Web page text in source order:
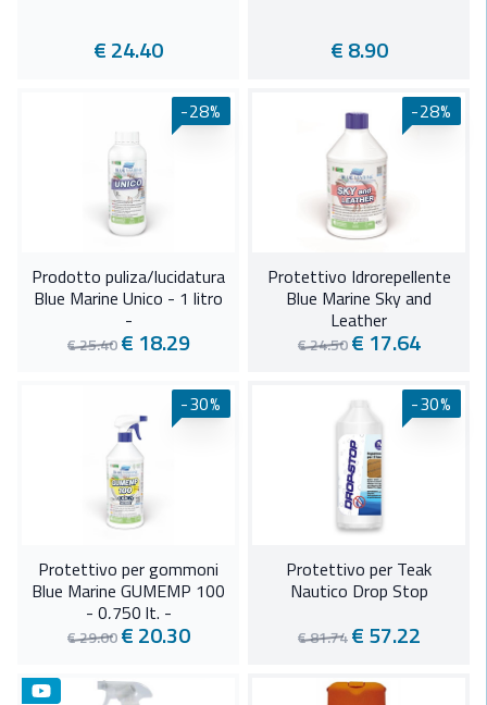
€ 24.40 € 8.90
Prodotto puliza/lucidatura
Blue Marine Unico - 1 litro
-
€ 25.40€ 18.29
-28%
Protettivo Idrorepellente
Blue Marine Sky and
Leather
€ 24.50€ 17.64
-28%
Protettivo per gommoni
Blue Marine GUMEMP 100
- 0,750 lt. -
€ 29.00€ 20.30
-30%
Protettivo per Teak
Nautico Drop Stop
€ 81.74€ 57.22
-30%